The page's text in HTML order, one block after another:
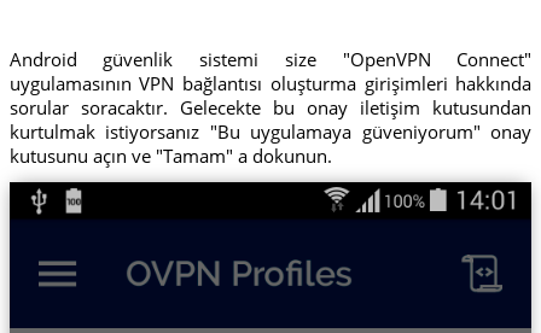
Android güvenlik sistemi size "OpenVPN Connect"
uygulamasının VPN bağlantısı oluşturma girişimleri hakkında
sorular soracaktır. Gelecekte bu onay iletişim kutusundan
kurtulmak istiyorsanız "Bu uygulamaya güveniyorum" onay
kutusunu açın ve "Tamam" a dokunun.